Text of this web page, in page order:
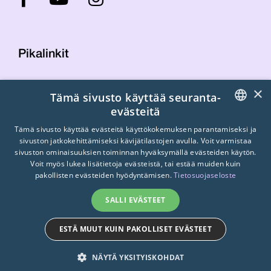
Pikalinkit
Yhteystiedot
STTK:n kuvapankki
Tietosuojaseloste
Turvallisemman tilan periaatteet
FINNISH
SWEDISH
×
Tämä sivusto käyttää seuranta-
evästeitä
Tämä sivusto käyttää evästeitä käyttökokemuksen parantamiseksi ja
sivuston jatkokehittämiseksi kävijätilastojen avulla. Voit varmistaa
sivuston ominaisuuksien toiminnan hyväksymällä evästeiden käytön.
Voit myös lukea lisätietoja evästeistä, tai estää muiden kuin
pakollisten evästeiden hyödyntämisen.Tietosuojaseloste
SALLI EVÄSTEET
ESTÄ MUUT KUIN PAKOLLISET EVÄSTEET
NÄYTÄ YKSITYISKOHDAT